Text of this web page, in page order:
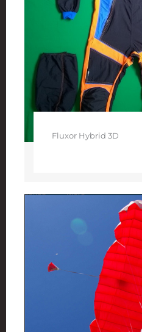
Fluxor Hybrid 3D